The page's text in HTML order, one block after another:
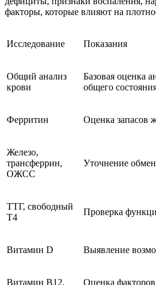
факторы, которые влияют на
Исследование Показания
Общий анализ
крови
Базовая оценка
общего
Ферритин Оценка запасов
Железо,
трансферрин,
ОЖСС
Уточнение
ТТГ, свободный
Т4
Проверка
Витамин D Выявление
Витамин B12, Оценка